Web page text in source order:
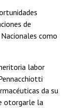
de
como
labor
da su
otorgarle la